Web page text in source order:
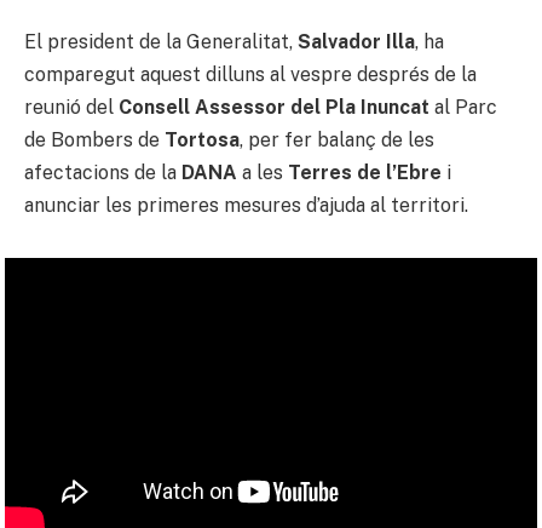
El president de la Generalitat, Salvador Illa, ha
comparegut aquest dilluns al vespre després de la
reunió del Consell Assessor del Pla Inuncat al Parc
de Bombers de Tortosa, per fer balanç de les
afectacions de la DANA a les Terres de l’Ebre i
anunciar les primeres mesures d’ajuda al territori.